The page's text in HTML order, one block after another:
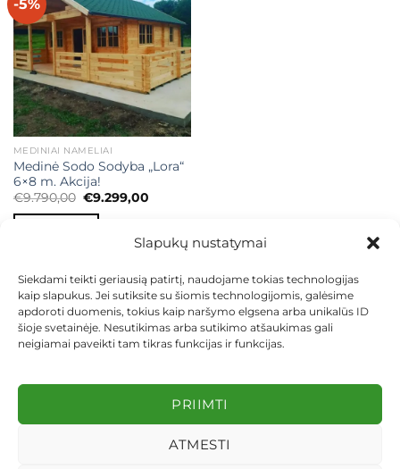
Slapukų nustatymai
Siekdami teikti geriausią patirtį, naudojame tokias technologijas
kaip slapukus. Jei sutiksite su šiomis technologijomis, galėsime
apdoroti duomenis, tokius kaip naršymo elgsena arba unikalūs ID
šioje svetainėje. Nesutikimas arba sutikimo atšaukimas gali
neigiamai paveikti tam tikras funkcijas ir funkcijas.
PRIIMTI
ATMESTI
-5% Mėgstamiausias
MEDINIAI NAMELIAI
Medinė Sodo Sodyba „Lora“
6×8 m. Akcija!
€9.790,00 Original
was:
€9.299,00Current
KEITIMAS IR GRĄŽINIMAS
PRIVATUMO POLITIKA
Visos teisės saugomos 2026 ©dekosodas.lt